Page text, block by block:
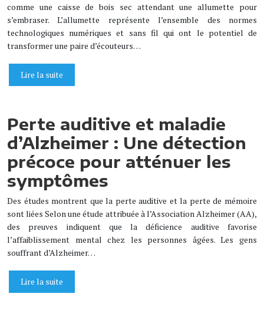
comme une caisse de bois sec attendant une allumette pour
s’embraser. L’allumette représente l’ensemble des normes
technologiques numériques et sans fil qui ont le potentiel de
transformer une paire d’écouteurs…
Lire la suite
Perte auditive et maladie
d’Alzheimer : Une détection
précoce pour atténuer les
symptômes
Des études montrent que la perte auditive et la perte de mémoire
sont liées Selon une étude attribuée à l’Association Alzheimer (AA),
des preuves indiquent que la déficience auditive favorise
l’affaiblissement mental chez les personnes âgées. Les gens
souffrant d’Alzheimer…
Lire la suite